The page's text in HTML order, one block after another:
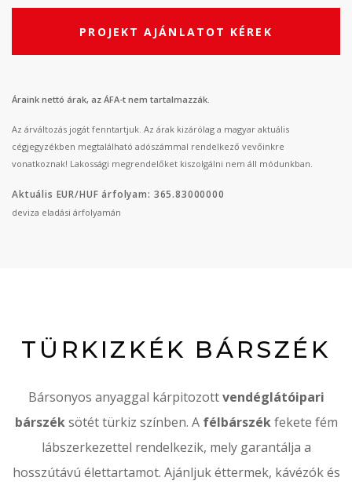
PROJEKT AJÁNLATOT KÉREK
Áraink nettó árak, az ÁFA-t nem tartalmazzák.
Az árváltozás jogát fenntartjuk. Az árak kizárólag a magyar aktuális
cégjegyzékben megtalálható adószámmal rendelkező vevőinkre
vonatkoznak! Lakossági megrendelőket kiszolgálni nem áll módunkban.
Aktuális EUR/HUF árfolyam: 365.83000000
deviza eladási árfolyamán
TÜRKIZKÉK BÁRSZÉK
Bársonyos anyaggal kárpitozottvendéglátóipari
bárszéksötét türkiz színben. A félbárszékfekete fém
lábszerkezettel rendelkezik, mely garantálja a
hosszútávú élettartamot. Ajánljuk éttermek, kávézók és